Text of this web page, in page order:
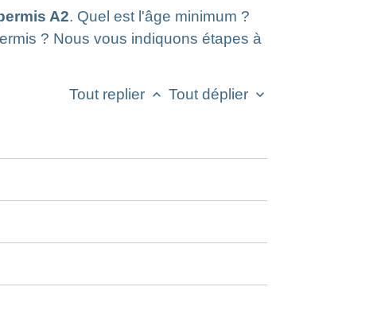
A2. Quel est l'âge minimum ?
? Nous vous indiquons étapes à
Tout replier keyboard_arrow_up Tout déplier keyboard_arrow_down